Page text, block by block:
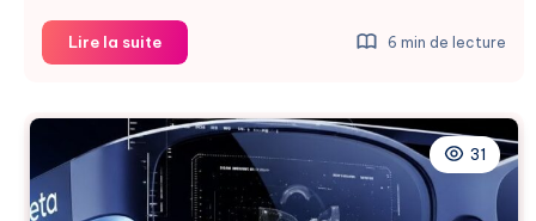
Lire la suiteMeilleures
Lunettes
2026
:
Le
Guide
6 min de lecture
31